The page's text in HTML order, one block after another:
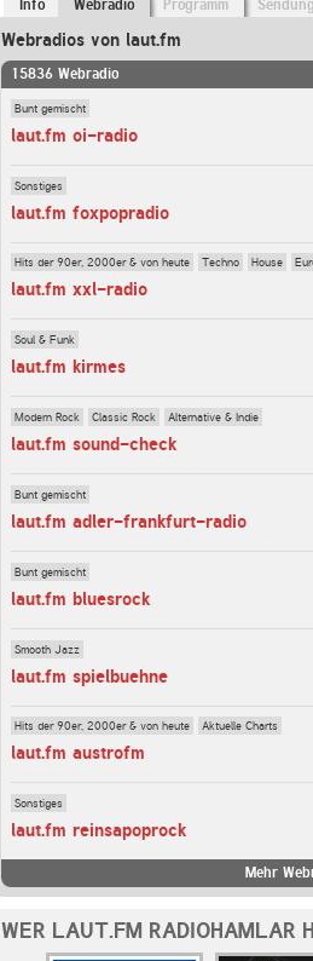
Info Webradio Programm
Webradios von laut.fm
15836 Webradio
Bunt gemischt
laut.fm oi-radio
Sonstiges
laut.fm foxpopradio
Hits der 90er, 2000er & von heute Techno House
laut.fm xxl-radio
Soul & Funk
laut.fm kirmes
Modern Rock Classic Rock Alternative & Indie
laut.fm sound-check
Bunt gemischt
laut.fm adler-frankfurt-radio
Bunt gemischt
laut.fm bluesrock
Smooth Jazz
laut.fm spielbuehne
Hits der 90er, 2000er & von heute Aktuelle Charts
laut.fm austrofm
Sonstiges
laut.fm reinsapoprock
Mehr
WER LAUT.FM RADIOHAMLAR